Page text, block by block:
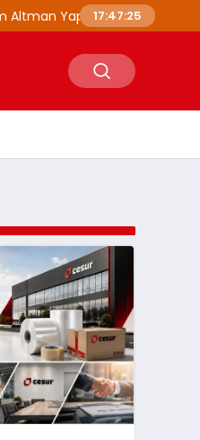
Yapay Zeka Gelişiminde Fren
17:47:26